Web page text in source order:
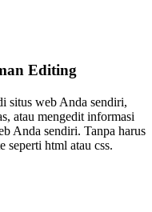
Editing
situs web Anda sendiri,
atau mengedit informasi
Anda sendiri. Tanpa harus
seperti html atau css.